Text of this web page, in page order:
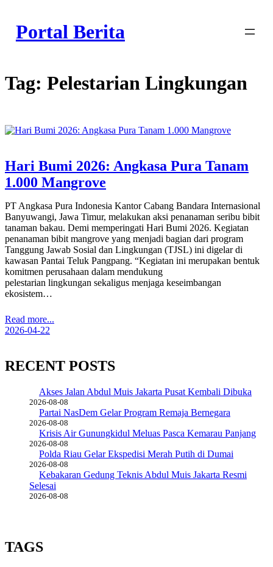
content
Portal Berita
Tag: Pelestarian Lingkungan
Hari Bumi 2026: Angkasa Pura Tanam
1.000 Mangrove
PT Angkasa Pura Indonesia Kantor Cabang Bandara Internasional
Banyuwangi, Jawa Timur, melakukan aksi penanaman seribu bibit
tanaman bakau. Demi memperingati Hari Bumi 2026. Kegiatan
penanaman bibit mangrove yang menjadi bagian dari program
Tanggung Jawab Sosial dan Lingkungan (TJSL) ini digelar di
kawasan Pantai Teluk Pangpang. “Kegiatan ini merupakan bentuk
komitmen perusahaan dalam mendukung
pelestarian lingkungan sekaligus menjaga keseimbangan
ekosistem…
Read more...
2026-04-22
RECENT POSTS
Akses Jalan Abdul Muis Jakarta Pusat Kembali Dibuka
2026-08-08
Partai NasDem Gelar Program Remaja Bernegara
2026-08-08
Krisis Air Gunungkidul Meluas Pasca Kemarau Panjang
2026-08-08
Polda Riau Gelar Ekspedisi Merah Putih di Dumai
2026-08-08
Kebakaran Gedung Teknis Abdul Muis Jakarta Resmi
Selesai
2026-08-08
TAGS